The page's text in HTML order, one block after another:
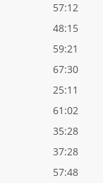
57:12
48:15
59:21
67:30
25:11
61:02
35:28
37:28
57:48